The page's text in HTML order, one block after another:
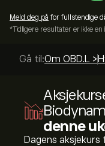
Meld deg på for fullstendige
*Tidligere resultater er ikke
Gå til:Om OBD.L >
denne
Dagens